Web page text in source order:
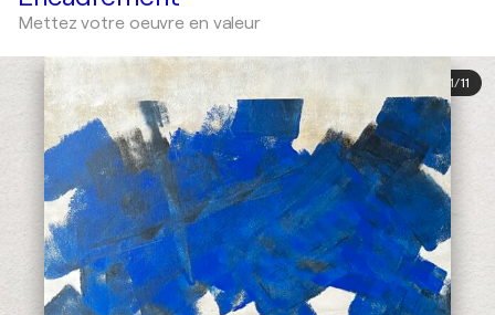
Mettez votre oeuvre en valeur
1/11